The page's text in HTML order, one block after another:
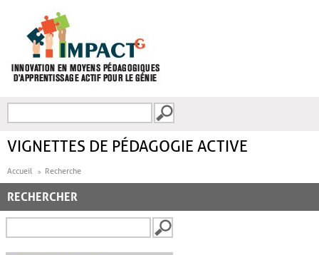
FORMULAIRE DE
VIGNETTES DE PÉDAGOGIE ACTIVE
Accueil Recherche
RECHERCHER